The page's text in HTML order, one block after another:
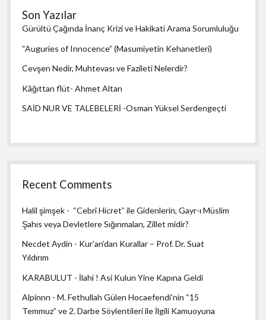
Son Yazılar
Gürültü Çağında İnanç Krizi ve Hakikati Arama Sorumluluğu
“Auguries of Innocence” (Masumiyetin Kehanetleri)
Cevşen Nedir, Muhtevası ve Fazileti Nelerdir?
Kâğıttan flüt- Ahmet Altan
SAİD NUR VE TALEBELERİ -Osman Yüksel Serdengeçti
Recent Comments
Halil şimşek - “Cebrî Hicret” ile Gidenlerin, Gayr-ı Müslim
Şahıs veya Devletlere Sığınmaları, Zillet midir?
Necdet Aydin - Kur’an’dan Kurallar – Prof. Dr. Suat
Yıldırım
KARABULUT - İlahi ! Asi Kulun Yine Kapına Geldi
Alpinnn -M. Fethullah Gülen Hocaefendi’nin “15
Temmuz” ve 2. Darbe Söylentileri ile İlgili Kamuoyuna